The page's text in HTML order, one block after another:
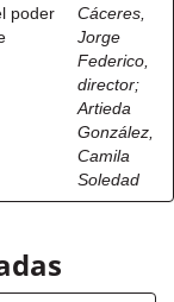
poder
Cáceres,
Jorge
Federico,
director;
Artieda
González,
Camila
Soledad